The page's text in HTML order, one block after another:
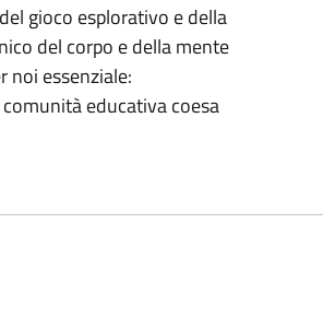
gioco esplorativo e della
del corpo e della mente
noi essenziale:
educativa coesa